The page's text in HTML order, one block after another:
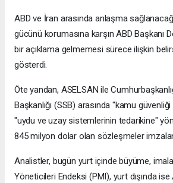
ABD ve İran arasında anlaşma
gücünü korumasına karşın ABD Başkanı
bir açıklama gelmemesi sürece ilişkin
gösterdi.
Öte yandan, ASELSAN ile
Başkanlığı (SSB) arasında "kamu
"uydu ve uzay sistemlerinin tedarikine"
845 milyon dolar olan sözleşmeler
Analistler, bugün yurt içinde büyüme,
Yöneticileri Endeksi (PMI), yurt dışında